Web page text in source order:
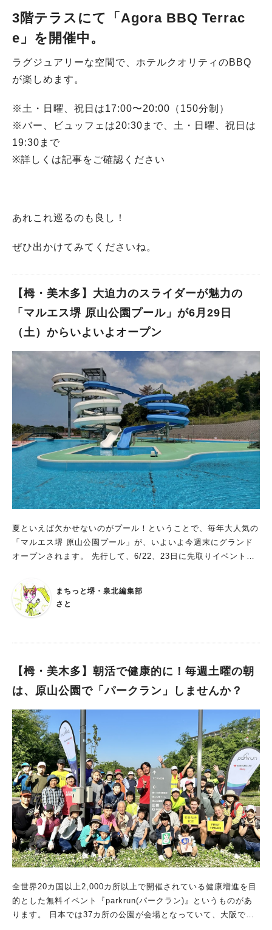
3階テラスにて
「Agora BBQ Terrac
e」を開催中 。
ラグジュアリーな空間で、ホテルクオリティのBBQ
が楽しめます。
※土・日曜、祝日は17:00〜20:00（150分制）
※バー、ビュッフェは20:30まで、土・日曜、祝日は
19:30まで
※詳しくは記事をご確認ください
あれこれ巡るのも良し！
ぜひ出かけてみてくださいね。
【栂・美木多】大迫力のスライダーが魅力の
「マルエス堺 原山公園プール」が6月29日
（土）からいよいよオープン
夏といえば欠かせないのがプール！ということで、毎年大人気の
「マルエス堺 原山公園プール」が、いよいよ今週末にグランド
オープンされます。 先行して、6/22、23日に先取りイベントが
本格的な夏を目前に、「マルエス堺 原山公園プール」のおさら
いをしていきたいと思います。 いつから開催？ 今年の営業は6
月29日（土）～9月1日（日）の9:30～18:00 入場は17時 まで、
ライダーが魅力です。 スライダーを囲むように設置された全長
は、泳ぐのはもちろんボール遊びなども楽しめます。 幼児用の
プールが２ヶ所あり、こちらはシャワーのように水が降り注ぎ、
じゃぶじゃぶと小さいお子さんが遊べる場所。 幼児用プールで
見逃せないのが、水深0.5mのバケツプール！ 約5分に1回、屋根
の上にあるバケツから大量の水が降り注ぐスリルがたまりませ
ん。 数量限定の前売り券が発売中！ 実は、チケットの販売が
すでに始まっているそうなんです。 数量限定ではありますが、
前売り券が「マルエス堺原山台ジム」の2階フロントに販売中だ
とか。 ⁡ 事前にご購入することで入場がスムーズになり、おすす
め。 ⁡ ※前売り券は割引きにはなりませんのでご了承ください
インスタグラムでは、一早い情報を公開中 注意事項は？ 安全
に、プールを楽しむために、「マルエス堺 原山公園プール」で
のルールを伺いました。 その中から、いくつか抜粋してご紹介
は保護者の付き添いが必要 ・スライダーは身長120cm以上で体
重80㎏未満の方が利用可 ・ スライダー利用時は、ラッシュガー
ドを脱衣 （滑りにくく途中で止まることがあるため） ・ベビー
まちっと堺・泉北編集部
さと
【栂・美木多】朝活で健康的に！毎週土曜の朝
は、原山公園で「パークラン」しませんか？
全世界20カ国以上2,000カ所以上で開催されている健康増進を目
的とした無料イベント『parkrun(パークラン)』というものがあ
ります。 日本では37カ所の公園が会場となっていて、大阪では4